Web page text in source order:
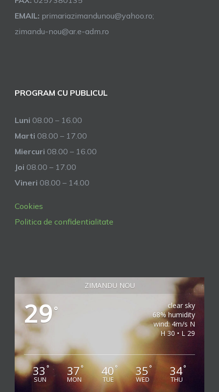
EMAIL: primariazimandunou@yahoo.ro;
zimandu-nou@ar.e-adm.ro
PROGRAM CU PUBLICUL
Luni 08.00 – 16.00
Marti 08.00 – 17.00
Miercuri 08.00 – 16.00
Joi 08.00 – 17.00
Vineri 08.00 – 14.00
Cookies
Politica de confidentialitate
ZIMANDU NOU
29°
clear sky
68% humidity
wind: 4m/s N
H 30 • L 29
33 °
SUN
37°
MON
40°
TUE
35°
WED
34°
THU